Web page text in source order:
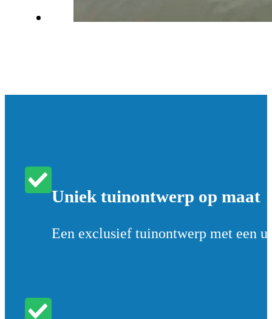
Uniek tuinontwerp op maat
Een exclusief tuinontwerp met een